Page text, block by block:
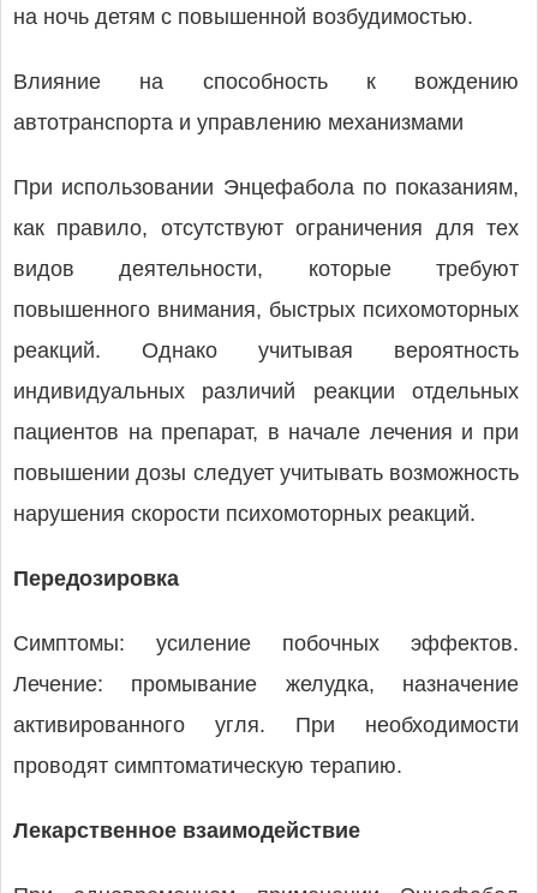
на ночь детям с повышенной возбудимостью.
Влияние на способность к вождению
автотранспорта и управлению механизмами
При использовании Энцефабола по показаниям,
как правило, отсутствуют ограничения для тех
видов деятельности, которые требуют
повышенного внимания, быстрых психомоторных
реакций. Однако учитывая вероятность
индивидуальных различий реакции отдельных
пациентов на препарат, в начале лечения и при
повышении дозы следует учитывать возможность
нарушения скорости психомоторных реакций.
Передозировка
Симптомы: усиление побочных эффектов.
Лечение: промывание желудка, назначение
активированного угля. При необходимости
проводят симптоматическую терапию.
Лекарственное взаимодействие